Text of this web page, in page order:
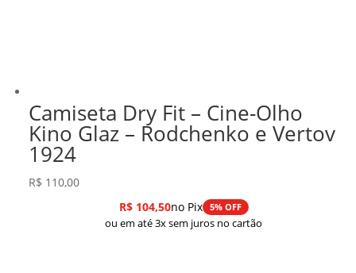
Camiseta Dry Fit – Cine-Olho
Kino Glaz – Rodchenko e Vertov
1924
R$ 110,00
R$104,50no Pix 5% OFF
ou em até 3x sem juros no cartão